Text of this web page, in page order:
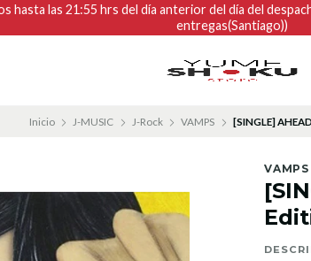
las 21:55 hrs del día anterior del día del
entregas(Santiago))
Inicio J-MUSIC J-Rock VAMPS [SINGLE]
VAMPS